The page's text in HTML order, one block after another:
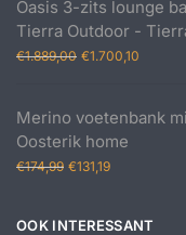
Oasis 3-zits lounge
Tierra Outdoor -
€1.889,00
€1.889,00.
€1.700,10
Merino voetenbank
Oosterik home
€174,99 Oorspronkelijke
€131,19Huidige
OOK INTERESSANT